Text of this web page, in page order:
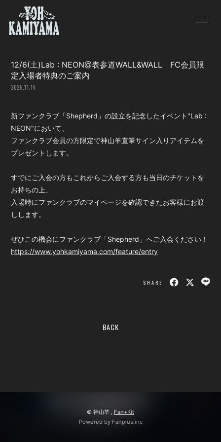
SCHEDULE
PROFILE
VIDEO
BLOG
MOVIE
PHOTO
会員登録 ログイン
12/6(土)Lab : NEON@表参道WALL&WALL FC会員限
定入場者特典のご案内
2025.11.14
新ファンクラブ「Shepherd」の設立を記念したイベント"Lab :
NEON"において、
ファンクラブ会員の方限定で神山羊直筆サイン入りアイテムを
プレゼントします。
すでにご入会の方もこれからご入会する方も当日のチケットを
お持ちの上、
入場時にファンクラブのマイページを確認できたお客様にお渡
しします。
ぜひこの機会にファンクラブ「Shepherd」へご入会ください！
https://www.yohkamiyama.com/feature/entry
SHARE
BACK
© 神山羊 , Fan+Kit
Powered by Fanplus.inc